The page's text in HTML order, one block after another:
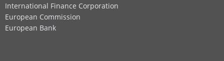
International Finance Corporation
European Commission
European Bank